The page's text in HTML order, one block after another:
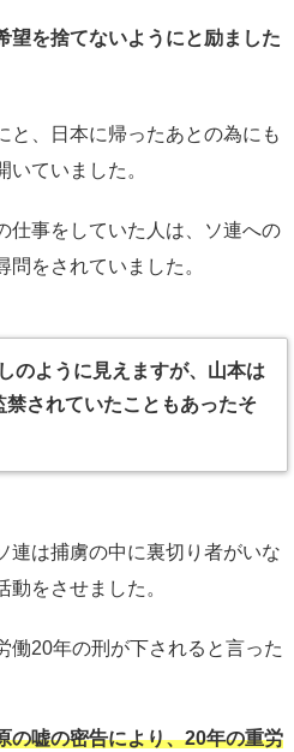
望を捨てないようにと励ました
と、日本に帰ったあとの為にも
ていました。
仕事をしていた人は、ソ連への
をされていました。
のように見えますが、山本は
されていたこともあったそ
連は捕虜の中に裏切り者がいな
をさせました。
働20年の刑が下されると言った
の嘘の密告により、20年の重労